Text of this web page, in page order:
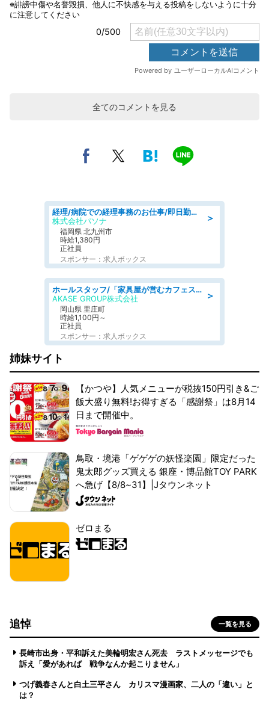
全てのコメントを見る
＞
経理/病院での経理事務のお仕事/即日勤務可/車通勤可/経理/一般事務
株式会社パソナ
福岡県 北九州市
時給1,380円
正社員
スポンサー：求人ボックス
＞
ホールスタッフ/「家具屋が営むカフェスタッフ!」週2日～OK!嬉しいまかない付き/岡山県/浅口郡里庄町
AKASE GROUP株式会社
岡山県 里庄町
時給1,100円～
正社員
スポンサー：求人ボックス
姉妹サイト
【かつや】人気メニューが税抜150円引き&ご
飯大盛り無料!お得すぎる「感謝祭」は8月14
日まで開催中。
鳥取・境港「ゲゲゲの妖怪楽園」限定だった
鬼太郎グッズ買える 銀座・博品館TOY PARK
へ急げ【8/8~31】|Jタウンネット
ゼロまる
追悼 一覧を見る
長崎市出身・平和訴えた美輪明宏さん死去 ラストメッセージでも
訴え「愛があれば 戦争なんか起こりません」
つげ義春さんと白土三平さん カリスマ漫画家、二人の「違い」と
は？